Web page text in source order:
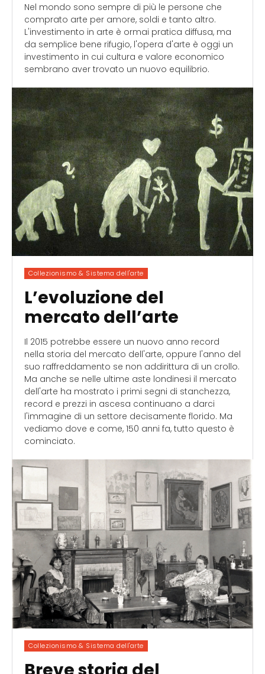
Nel mondo sono sempre di più le persone che
comprato arte per amore, soldi e tanto altro.
L'investimento in arte è ormai pratica diffusa, ma
da semplice bene rifugio, l'opera d'arte è oggi un
investimento in cui cultura e valore economico
sembrano aver trovato un nuovo equilibrio.
Collezionismo & Sistema dell'arte
L’evoluzione del
mercato dell’arte
Il 2015 potrebbe essere un nuovo anno record
nella storia del mercato dell'arte, oppure l'anno del
suo raffreddamento se non addirittura di un crollo.
Ma anche se nelle ultime aste londinesi il mercato
dell'arte ha mostrato i primi segni di stanchezza,
record e prezzi in ascesa continuano a darci
l'immagine di un settore decisamente florido. Ma
vediamo dove e come, 150 anni fa, tutto questo è
cominciato.
Collezionismo & Sistema dell'arte